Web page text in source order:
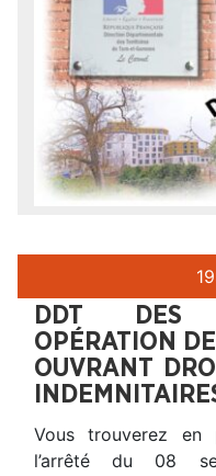
19
DDT DES
OPÉRATION
OUVRANT
Vous trouverez en
l’arrêté du 08